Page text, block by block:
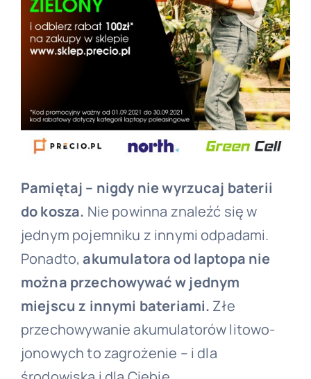
Pamiętaj – nigdy nie wyrzucaj baterii
do kosza. Nie powinna znaleźć się w
jednym pojemniku z innymi odpadami.
Ponadto,akumulatora od laptopa nie
można przechowywać w jednym
miejscu z innymi bateriami. Złe
przechowywanie akumulatorów litowo-
jonowych to zagrożenie – i dla